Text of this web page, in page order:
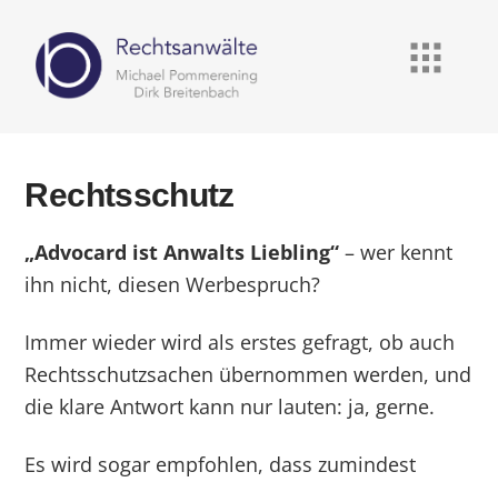
Rechtsschutz
„Advocard ist Anwalts Liebling“ – wer kennt
ihn nicht, diesen Werbespruch?
Immer wieder wird als erstes gefragt, ob auch
Rechtsschutzsachen übernommen werden, und
die klare Antwort kann nur lauten: ja, gerne.
Es wird sogar empfohlen, dass zumindest